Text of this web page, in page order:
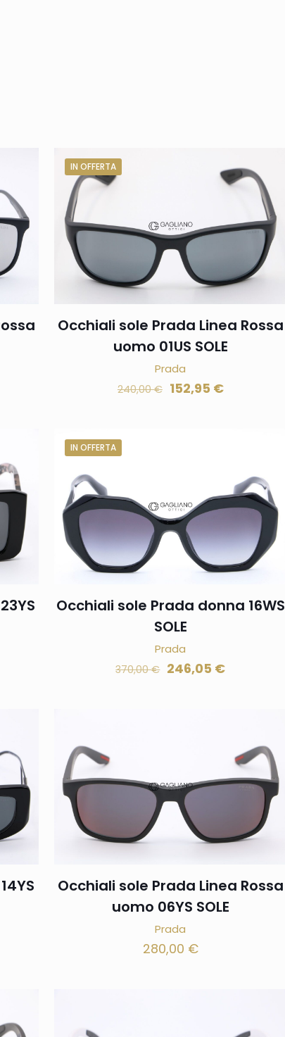
IN OFFERTA
Occhiali sole Prada Linea Rossa
uomo 01US SOLE
Prada
240,00€ 152,95 €
IN OFFERTA
Occhiali sole Prada donna 16WS
SOLE
Prada
370,00€ 246,05 €
Occhiali sole Prada Linea Rossa
uomo 06YS SOLE
Prada
280,00 €